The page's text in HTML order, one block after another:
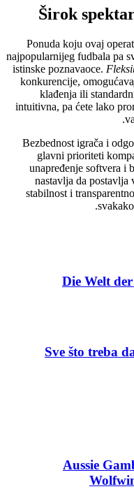
Širok
Ponuda koju ovaj
najpopularnijeg fudbala pa
istinske poznavaoce.
konkurencije,
klađenja ili
intuitivna, pa ćete lako
Bezbednost igrača i
glavni prioriteti
unapređenje softvera i
nastavlja da postavlja
stabilnost i
Die Welt
Sve što treba
Aussie